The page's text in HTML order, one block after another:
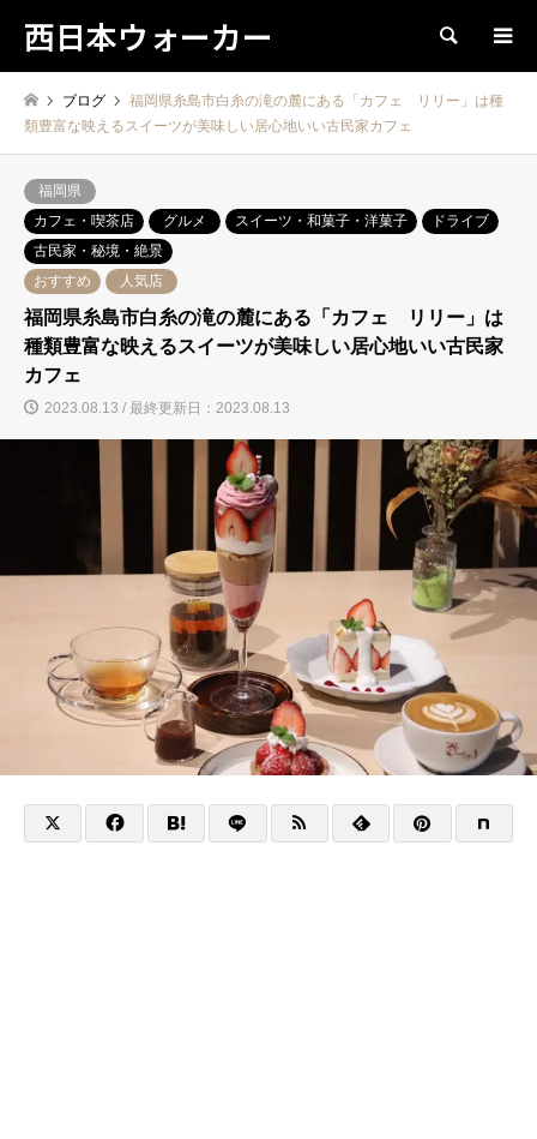
西日本ウォーカー 検索
ブログ
福岡県糸島市白糸の滝の麓にある「カフェ リリー」は種
類豊富な映えるスイーツが美味しい居心地いい古民家カフェ
福岡県
カフェ・喫茶店
グルメ スイーツ・和菓子・洋菓子
ドライブ
古民家・秘境・絶景
おすすめ
人気店
福岡県糸島市白糸の滝の麓にある「カフェ リリー」は
種類豊富な映えるスイーツが美味しい居心地いい古民家
カフェ
2023.08.13 / 最終更新日：2023.08.13